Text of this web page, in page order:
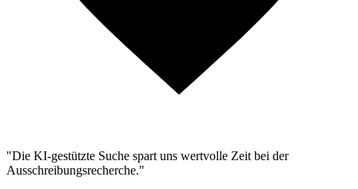
"Die KI-gestützte Suche spart uns wertvolle Zeit bei der
Ausschreibungsrecherche."